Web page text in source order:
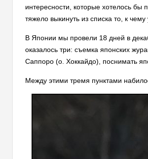
интересности, которые хотелось бы
тяжело выкинуть из списка то, к
В Японии мы провели 18 дней в
оказалось три: съемка японских
Саппоро (о. Хоккайдо), поснимать
Между этими тремя пунктами